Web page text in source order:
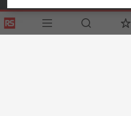
Urmareste-ne si in social media